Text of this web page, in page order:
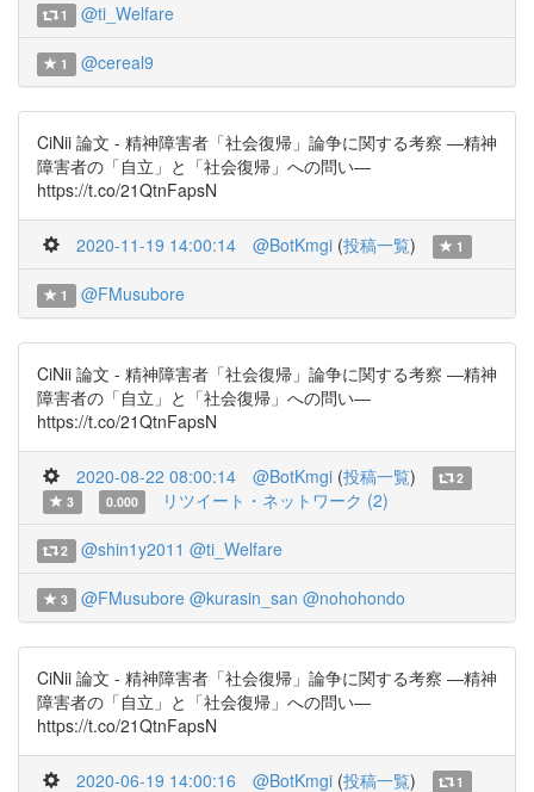
1 @ti_Welfare
1 @cereal9
CiNii 論文 - 精神障害者「社会復帰」論争に関する考察 ―精神
障害者の「自立」と「社会復帰」への問い―
https://t.co/21QtnFapsN
2020-11-19 14:00:14 @BotKmgi (投稿一覧) 1
1 @FMusubore
CiNii 論文 - 精神障害者「社会復帰」論争に関する考察 ―精神
障害者の「自立」と「社会復帰」への問い―
https://t.co/21QtnFapsN
2020-08-22 08:00:14 @BotKmgi (投稿一覧)
2
3
0.000 リツイート・ネットワーク (2)
2 @shin1y2011 @ti_Welfare
3 @FMusubore @kurasin_san @nohohondo
CiNii 論文 - 精神障害者「社会復帰」論争に関する考察 ―精神
障害者の「自立」と「社会復帰」への問い―
https://t.co/21QtnFapsN
2020-06-19 14:00:16 @BotKmgi (投稿一覧)
1